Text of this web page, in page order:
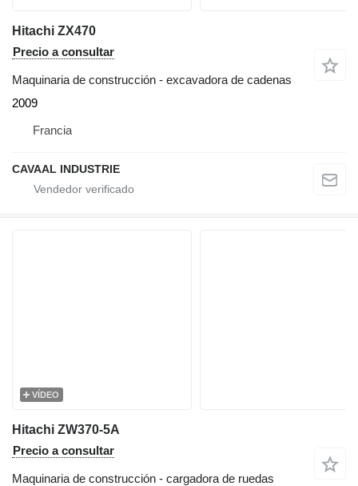
Hitachi ZX470
Precio a consultar
Maquinaria de construcción - excavadora de cadenas
2009
Francia
CAVAAL INDUSTRIE
VÍDEO
Hitachi ZW370-5A
Precio a consultar
Maquinaria de construcción - cargadora de ruedas